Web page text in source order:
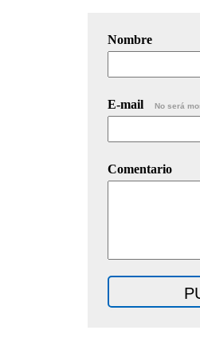
Nombre
E-mail No será
Comentario